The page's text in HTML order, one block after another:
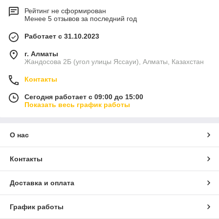
Рейтинг не сформирован
Менее 5 отзывов за последний год
Работает с 31.10.2023
г. Алматы
Жандосова 2Б (угол улицы Яссауи), Алматы, Казахстан
Контакты
Сегодня работает с 09:00 до 15:00
Показать весь график работы
О нас
Контакты
Доставка и оплата
График работы